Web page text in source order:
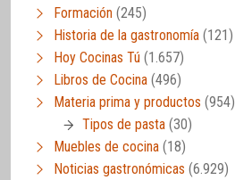
Formación (245)
Historia de la gastronomía (121)
Hoy Cocinas Tú (1.657)
Libros de Cocina (496)
Materia prima y productos (954)
Tipos de pasta (30)
Muebles de cocina (18)
Noticias gastronómicas (6.929)